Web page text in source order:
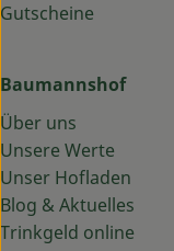
Gutscheine
Baumannshof
Über uns
Unsere Werte
Unser Hofladen
Blog & Aktuelles
Trinkgeld online